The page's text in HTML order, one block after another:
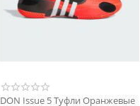
DON Issue 5 Туфли Оранжевые